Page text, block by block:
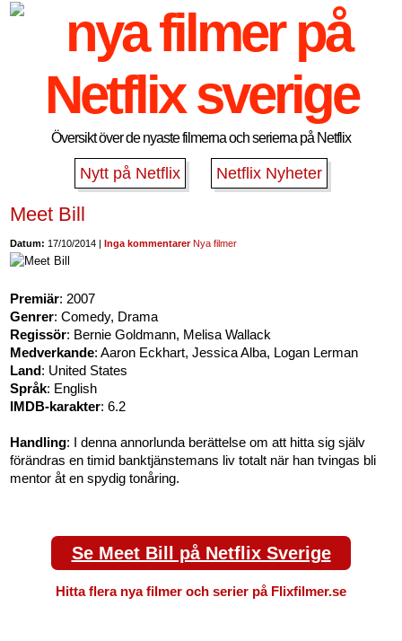
Översikt över de nyaste filmerna och serierna på Netflix
Nytt på Netflix Netflix Nyheter
Meet Bill
Datum: 17/10/2014 |Inga kommentarer Nya filmer
Premiär: 2007
Genrer: Comedy, Drama
Regissör: Bernie Goldmann, Melisa Wallack
Medverkande: Aaron Eckhart, Jessica Alba, Logan Lerman
Land: United States
Språk: English
IMDB-karakter: 6.2
Handling: I denna annorlunda berättelse om att hitta sig själv
förändras en timid banktjänstemans liv totalt när han tvingas bli
mentor åt en spydig tonåring.
Se Meet Bill på Netflix Sverige
Hitta flera nya filmer och serier på Flixfilmer.se